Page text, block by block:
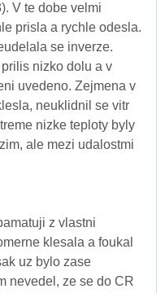
V te dobe velmi
prisla a rychle odesla.
se inverze.
nizko dolu a v
uvedeno. Zejmena v
neuklidnil se vitr
nizke teploty byly
ale mezi udalostmi
z vlastni
klesala a foukal
uz bylo zase
nevedel, ze se do CR